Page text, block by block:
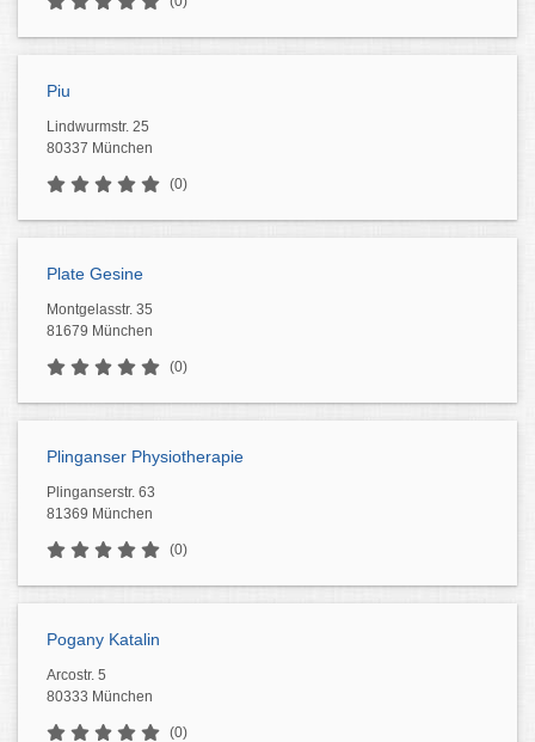
Piu
Lindwurmstr. 25
80337 München
(0)
Plate Gesine
Montgelasstr. 35
81679 München
(0)
Plinganser Physiotherapie
Plinganserstr. 63
81369 München
(0)
Pogany Katalin
Arcostr. 5
80333 München
(0)